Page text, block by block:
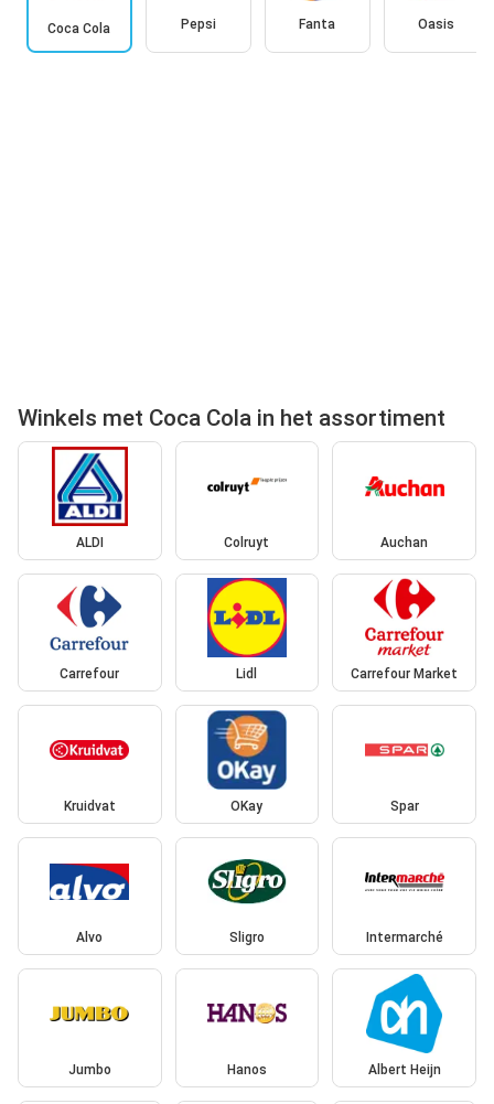
Coca Cola Pepsi Fanta Oasis
Winkels met Coca Cola in het assortiment
ALDI Colruyt Auchan
Carrefour Lidl Carrefour Market
Kruidvat OKay Spar
Alvo Sligro Intermarché
Jumbo Hanos Albert Heijn